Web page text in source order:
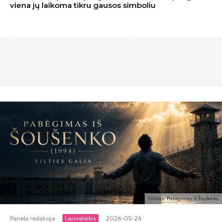
viena jų laikoma tikru gausos simboliu
Filmas: Pabėgimas iš Šoušenko
Panelė redakcija · Laisvalaikis · 2026-05-24